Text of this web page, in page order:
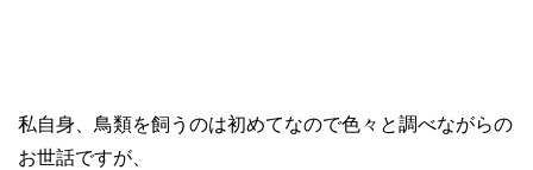
私自身、鳥類を飼うのは初めてなので色々と調べながらの
お世話ですが、